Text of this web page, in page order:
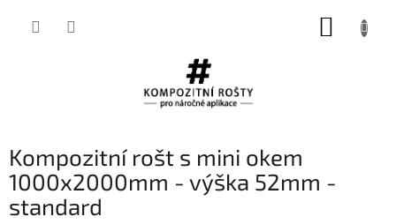
Kompozitní rošt s mini okem
1000x2000mm - výška 52mm -
standard